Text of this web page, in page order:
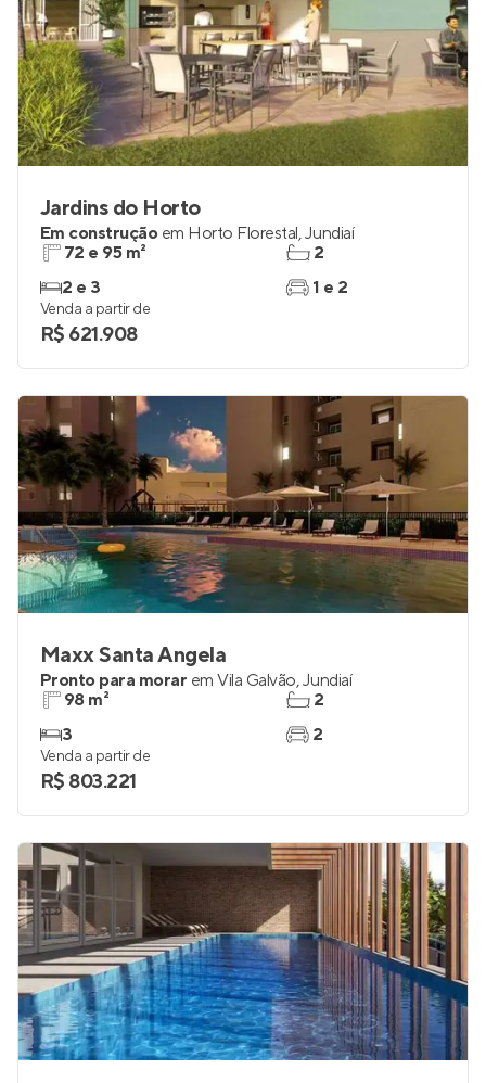
Jardins do Horto
Em construção em Horto Florestal,Jundiaí
72 e 95 m²
2 e 3
2
1 e 2
Venda a partir de
R$ 621.908
Maxx Santa Angela
Pronto para morar em Vila Galvão,Jundiaí
98 m²
3
2
2
Venda a partir de
R$ 803.221